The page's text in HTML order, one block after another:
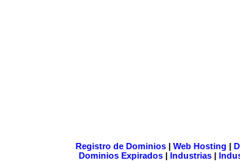
Registro de Dominios| Web Hosting |
Dominios Expirados | Industrias |